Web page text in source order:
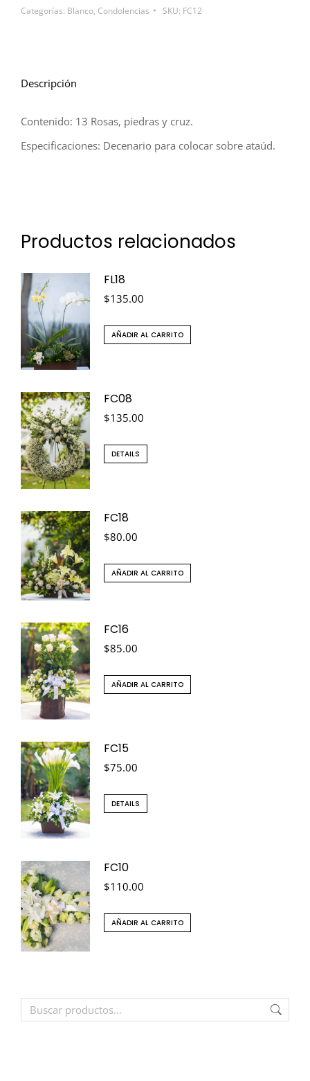
Categorías: Blanco, Condolencias SKU: FC12
Descripción
Contenido: 13 Rosas, piedras y cruz.
Especificaciones: Decenario para colocar sobre ataúd.
Productos relacionados
FL18
$135.00
AÑADIR AL CARRITO
FC08
$135.00
DETAILS
FC18
$80.00
AÑADIR AL CARRITO
FC16
$85.00
AÑADIR AL CARRITO
FC15
$75.00
DETAILS
FC10
$110.00
AÑADIR AL CARRITO